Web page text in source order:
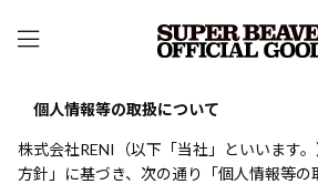
個人情報等の取扱について
株式会社RENI（以下「当社」といいます
方針」に基づき、次の通り「個人情報等の